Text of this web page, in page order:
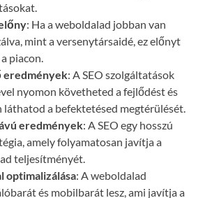
: Ha a weboldalad jobban van
mint a versenytársaidé, ez előnyt
piacon.
: A SEO szolgáltatások
nyomon követheted a fejlődést és
láthatod a befektetésed megtérülését.
eredmények: A SEO egy hosszú
amely folyamatosan javítja a
teljesítményét.
optimalizálása: A weboldalad
és mobilbarát lesz, ami javítja a